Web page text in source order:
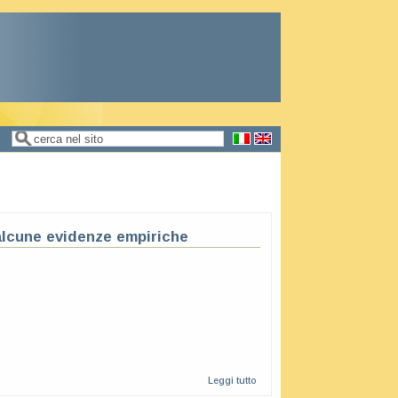
Form di ricerca
Cerca
evidenze empiriche
Leggi tuttosu Crescere a